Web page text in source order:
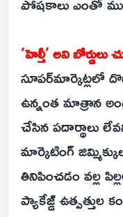
‘హెల్తీ’ అని బోర్డులు
సూపర్‌మార్కెట్లలో
ఉన్నంత మాత్రాన
చేసిన పదార్థాలు
మార్కెటింగ్
తినిపించడం వల్ల
ప్యాకేజ్డ్